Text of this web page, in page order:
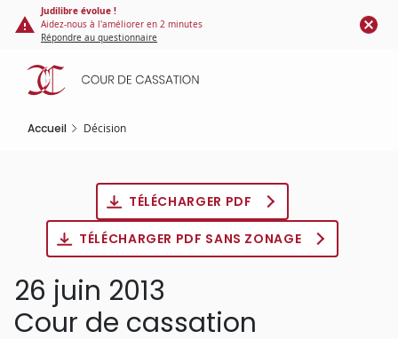
Panneau de gestion des cookies
contenu
principal
Judilibre évolue !
Aidez-nous à l'améliorer en 2 minutes
Répondre au questionnaire
Accueil Décision
TÉLÉCHARGER PDF
TÉLÉCHARGER PDF SANS ZONAGE
26 juin 2013
Cour de cassation